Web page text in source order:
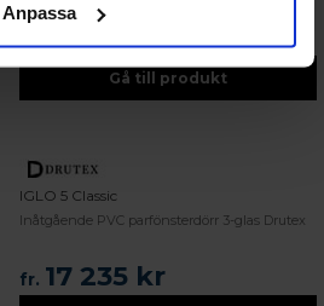
Anpassa
34 214 kr
Gå till produkt
IGLO 5 Classic
Inåtgående PVC parfönsterdörr 3-glas Drutex
fr. 17 235 kr